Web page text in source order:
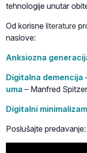
tehnologije unutar
Od korisne literature
naslove:
Anksiozna
Digitalna demencija
uma – Manfred Spitzer
Digitalni minimalizam
Poslušajte predavanje: